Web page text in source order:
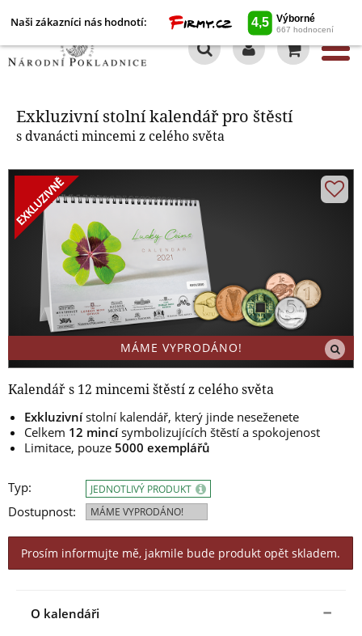
Naši zákazníci nás hodnotí:
Exkluzivní stolní kalendář pro štěstí
s dvanácti mincemi z celého světa
MÁME VYPRODÁNO!
Kalendář s 12 mincemi štěstí z celého světa
Exkluzivnístolní kalendář, který jinde neseženete
Celkem 12 mincísymbolizujících štěstí a spokojenost
Limitace, pouze 5000 exemplářů
Typ:
Dostupnost:
JEDNOTLIVÝ PRODUKT
MÁME VYPRODÁNO!
Prosím informujte mě, jakmile bude produkt opět skladem.
O kalendáři
Exkluzivní stolní kalendář pro